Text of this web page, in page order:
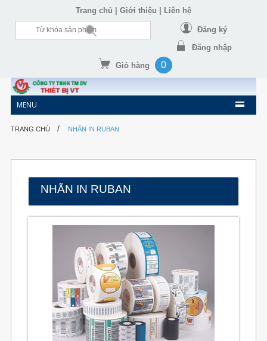
Trang chủ | Giới thiệu | Liên hệ
Đăng ký
Đăng nhập
Giỏ hàng
0
MENU
TRANG CHỦ / NHÃN IN RUBAN
NHÃN IN RUBAN